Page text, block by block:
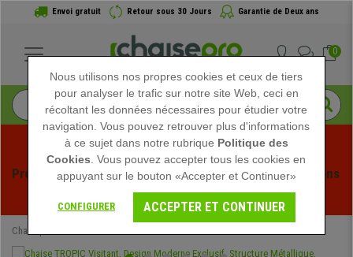
Envoi gratuit Retour sous 30 Jours Garantie de Deux ans
0
Profitez des soldes d'été chez Chaisepro ! Des réductions
exclusives pour une durée limitée - Voir l'offre
Chaisepro
Nous utilisons nos propres cookies et ceux de tiers
pour analyser le trafic sur notre site Web, ceci en
récoltant les données nécessaires pour étudier votre
navigation. Vous pouvez retrouver plus d'informations
à ce sujet dans notre rubrique Politique des
Cookies . Vous pouvez accepter tous les cookies en
appuyant sur le bouton «Accepter et Continuer»
CONFIGURER ACCEPTER ET CONTINUER